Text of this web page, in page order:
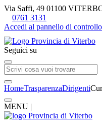
Via Saffi, 49 01100
0761 3131
Accedi al pannello di controllo
Seguici su
HomeTrasparenzaDirigenti
MENU |